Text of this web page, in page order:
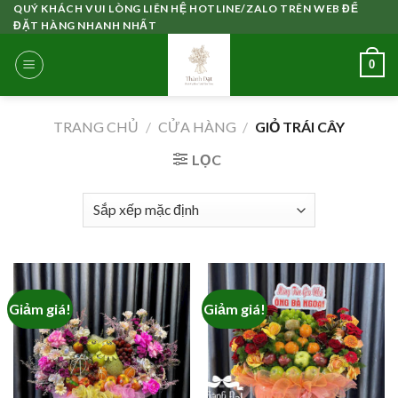
Skip
to
content
QUÝ KHÁCH VUI LÒNG LIÊN HỆ HOTLINE/ZALO TRÊN WEB ĐỂ
ĐẶT HÀNG NHANH NHẤT
0
TRANG CHỦ / CỬA HÀNG / GIỎ TRÁI CÂY
LỌC
Giảm giá! Giảm giá!